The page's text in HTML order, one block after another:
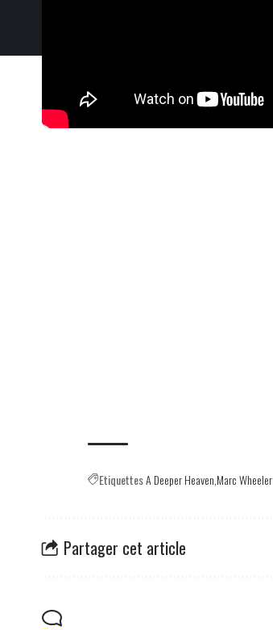
EtiquettesA Deeper HeavenMarc Wheeler
Partager cet article